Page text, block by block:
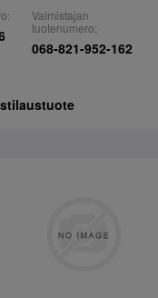
Valmistajan
tuotenumero:
068-821-952-162